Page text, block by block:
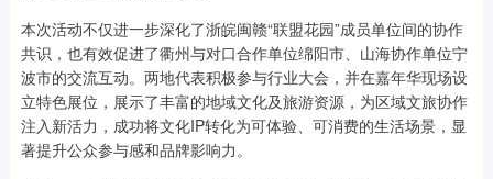
本次活动不仅进一步深化了浙皖闽赣“联盟花园”成员单位间的协作
共识，也有效促进了衢州与对口合作单位绵阳市、山海协作单位宁
波市的交流互动。两地代表积极参与行业大会，并在嘉年华现场设
立特色展位，展示了丰富的地域文化及旅游资源，为区域文旅协作
注入新活力，成功将文化IP转化为可体验、可消费的生活场景，显
著提升公众参与感和品牌影响力。